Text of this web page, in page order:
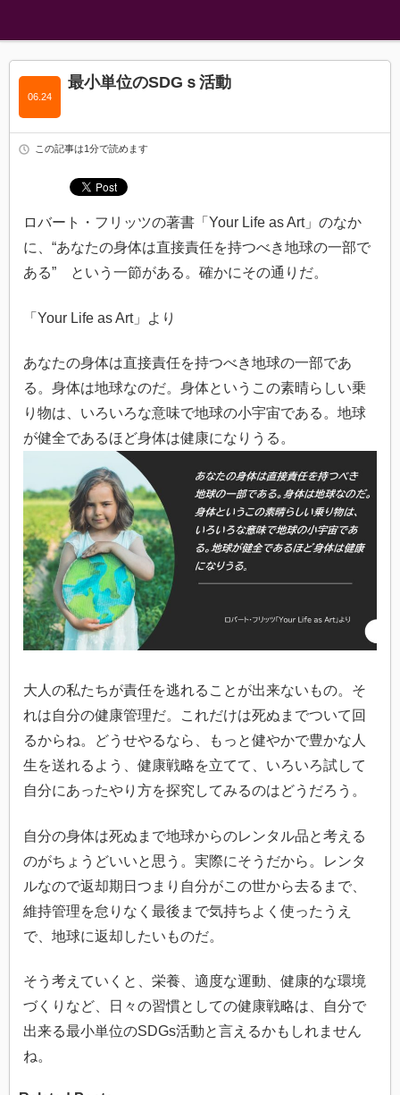
最小単位のSDGｓ活動
06.24
この記事は1分で読めます
ロバート・フリッツの著書「Your Life as Art」のなか
に、“あなたの身体は直接責任を持つべき地球の一部で
ある” という一節がある。確かにその通りだ。
「Your Life as Art」より
あなたの身体は直接責任を持つべき地球の一部であ
る。身体は地球なのだ。身体というこの素晴らしい乗
り物は、いろいろな意味で地球の小宇宙である。地球
が健全であるほど身体は健康になりうる。
大人の私たちが責任を逃れることが出来ないもの。そ
れは自分の健康管理だ。これだけは死ぬまでついて回
るからね。どうせやるなら、もっと健やかで豊かな人
生を送れるよう、健康戦略を立てて、いろいろ試して
自分にあったやり方を探究してみるのはどうだろう。
自分の身体は死ぬまで地球からのレンタル品と考える
のがちょうどいいと思う。実際にそうだから。レンタ
ルなので返却期日つまり自分がこの世から去るまで、
維持管理を怠りなく最後まで気持ちよく使ったうえ
で、地球に返却したいものだ。
そう考えていくと、栄養、適度な運動、健康的な環境
づくりなど、日々の習慣としての健康戦略は、自分で
出来る最小単位のSDGs活動と言えるかもしれません
ね。